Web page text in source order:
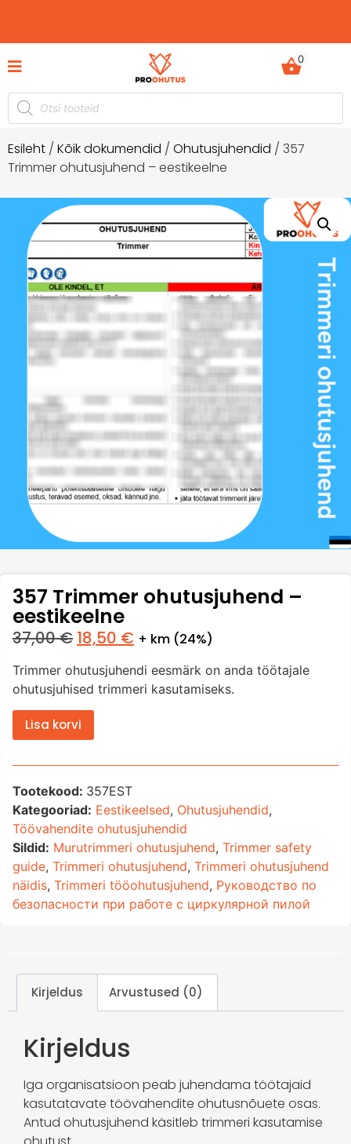
Ohutusjuhendid hetkel -50% soodustusega!
0
Esileht / Kõik dokumendid / Ohutusjuhendid / 357
Trimmer ohutusjuhend – eestikeelne
357 Trimmer ohutusjuhend –
eestikeelne
37,00€ 18,50 € + km (24%)
Trimmer ohutusjuhendi eesmärk on anda töötajale
ohutusjuhised trimmeri kasutamiseks.
Lisa korvi
Tootekood: 357EST
Kategooriad: Eestikeelsed, Ohutusjuhendid,
Töövahendite ohutusjuhendid
Sildid: Murutrimmeri ohutusjuhend, Trimmer safety
guide, Trimmeri ohutusjuhend, Trimmeri ohutusjuhend
näidis, Trimmeri tööohutusjuhend, Руководство по
безопасности при работе с циркулярной пилой
Kirjeldus Arvustused (0)
Kirjeldus
Iga organisatsioon peab juhendama töötajaid
kasutatavate töövahendite ohutusnõuete osas.
Antud ohutusjuhend käsitleb trimmeri kasutamise